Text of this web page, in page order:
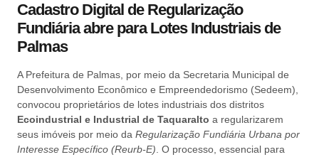
Cadastro Digital de Regularização
Fundiária abre para Lotes Industriais de
Palmas
A Prefeitura de Palmas, por meio da Secretaria Municipal de
Desenvolvimento Econômico e Empreendedorismo (Sedeem),
convocou proprietários de lotes industriais dos distritos
Ecoindustrial e Industrial de Taquaralto a regularizarem
seus imóveis por meio da Regularização Fundiária Urbana por
Interesse Específico (Reurb-E). O processo, essencial para